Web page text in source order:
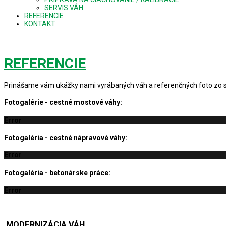
SERVIS VÁH
REFERENCIE
KONTAKT
REFERENCIE
Prinášame vám ukážky nami vyrábaných váh a referenčných foto zo
Fotogalérie - cestné mostové váhy:
Error
Fotogaléria - cestné nápravové váhy:
Error
Fotogaléria - betonárske práce:
Error